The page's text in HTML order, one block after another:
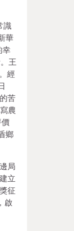
識
華
幸
王
經
苦
農
鄉
局
立
征
啟